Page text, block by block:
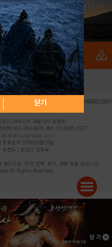
닫기
전 전체앱
불법촬영물 신고센터 제휴광고문의
주)스마트나우 대표이사:송현두
락처:063-284-8635 팩스:02-6265-0377
desk@hungryapp.co.kr
록일자:2016년4월25일
송현두 | 편집인:김동욱
받으므로, 무단 전재, 복사, 배포 등을 금합니다.
All Rights Reserved.